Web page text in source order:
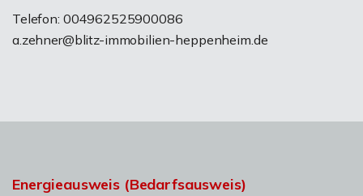
Telefon: 004962525900086
a.zehner@blitz-immobilien-heppenheim.de
Energieausweis (Bedarfsausweis)